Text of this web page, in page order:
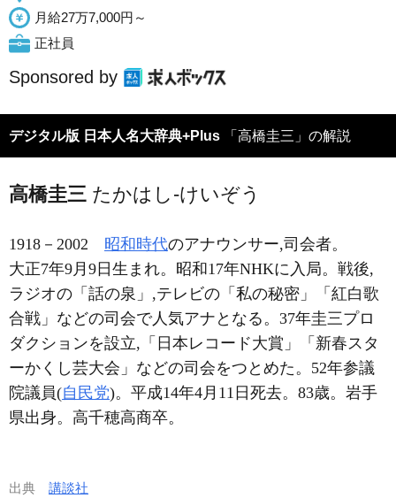
月給27万7,000円～
正社員
Sponsored by
デジタル版 日本人名大辞典+Plus 「高橋圭三」の解説
高橋圭三 たかはし-けいぞう
1918－2002 昭和時代のアナウンサー,司会者。
大正7年9月9日生まれ。昭和17年NHKに入局。戦後,
ラジオの「話の泉」,テレビの「私の秘密」「紅白歌
合戦」などの司会で人気アナとなる。37年圭三プロ
ダクションを設立,「日本レコード大賞」「新春スタ
ーかくし芸大会」などの司会をつとめた。52年参議
院議員(自民党)。平成14年4月11日死去。83歳。岩手
県出身。高千穂高商卒。
出典 講談社